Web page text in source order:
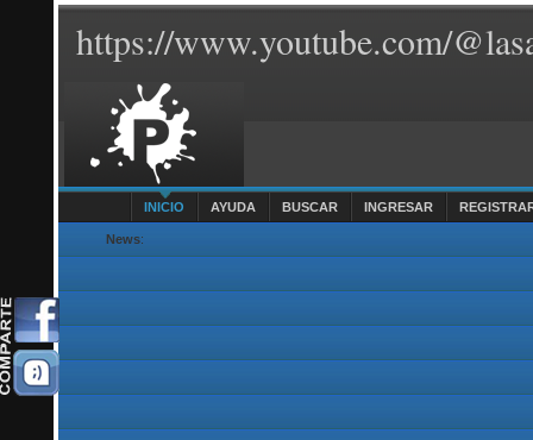
https://www.youtube.com/
INICIO AYUDA BUSCAR INGRESAR
News: